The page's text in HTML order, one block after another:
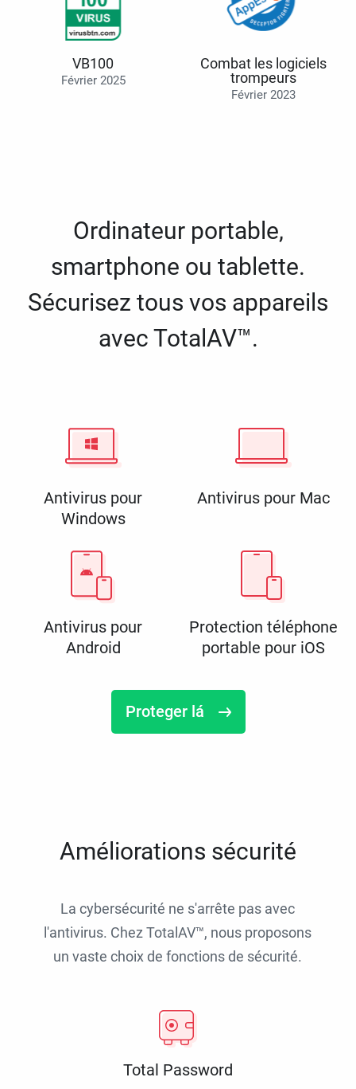
VB100
Février 2025
Combat les logiciels
trompeurs
Février 2023
Ordinateur portable,
smartphone ou tablette.
Sécurisez tous vos appareils
avec TotalAV™.
Antivirus pour
Windows
Antivirus pour Mac
Antivirus pour
Android
Protection téléphone
portable pour iOS
Proteger lá
Améliorations sécurité
La cybersécurité ne s'arrête pas avec
l'antivirus. Chez TotalAV™, nous proposons
un vaste choix de fonctions de sécurité.
Total Password